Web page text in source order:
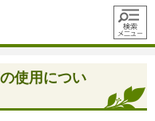
メニュ
ー
使用につい